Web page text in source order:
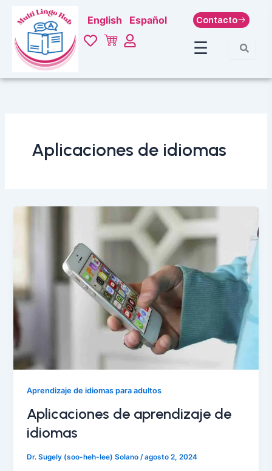
contenido
English Español Contacto
☰
Aplicaciones de idiomas
Aprendizaje de idiomas para adultos
Aplicaciones de aprendizaje de
idiomas
Dr. Sugely (soo-heh-lee) Solano/agosto 2, 2024